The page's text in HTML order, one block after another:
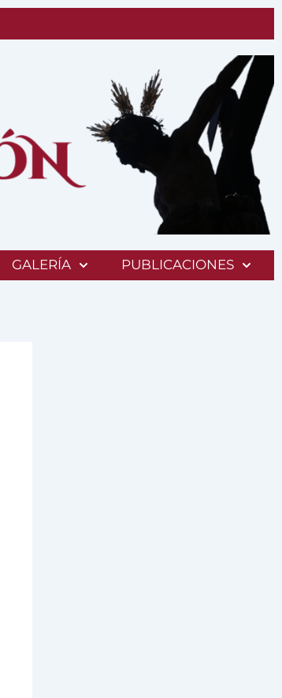
GALERÍA PUBLICACIONES